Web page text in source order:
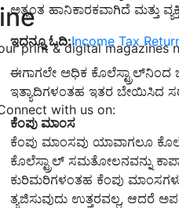
print & digital magazines
with us on:
ಅತ್ಯಂತ ಹಾನಿಕಾರಕವಾಗಿದೆ ಮತ್ತು
ಇದನ್ನೂ ಓದಿ:Income Tax
ಈಗಾಗಲೇ ಅಧಿಕ ಕೊಲೆಸ್ಟ್ರಾಲ್‌ನಿಂದ
ಇತ್ಯಾದಿಗಳಂತಹ ಇತರ ಬೇಯಿಸಿದ
ಕೆಂಪು ಮಾಂಸ
ಕೆಂಪು ಮಾಂಸವು ಯಾವಾಗಲೂ
ಕೊಲೆಸ್ಟ್ರಾಲ್ ಸಮತೋಲನವನ್ನು
ಕುರಿಮರಿಗಳಂತಹ ಕೆಂಪು
ತ್ಯಜಿಸುವುದು ಉತ್ತರವಲ್ಲ, ಆದರೆ